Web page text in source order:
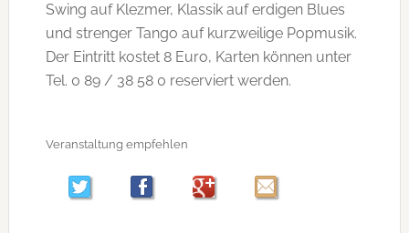
Swing auf Klezmer, Klassik auf erdigen Blues
und strenger Tango auf kurzweilige Popmusik.
Der Eintritt kostet 8 Euro, Karten können unter
Tel. 0 89 / 38 58 0 reserviert werden.
Veranstaltung empfehlen